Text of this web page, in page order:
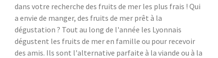
dans votre recherche des fruits de mer les plus frais ! Qui
a envie de manger, des fruits de mer prêt à la
dégustation ? Tout au long de l'année les Lyonnais
dégustent les fruits de mer en famille ou pour recevoir
des amis. Ils sont l'alternative parfaite à la viande ou à la